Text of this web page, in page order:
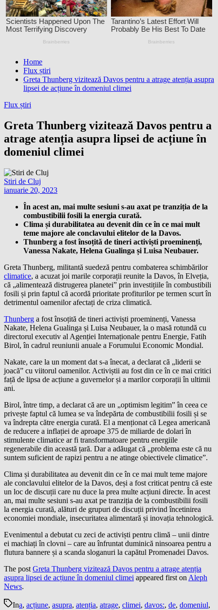
Home
Flux știri
Greta Thunberg vizitează Davos pentru a atrage atenția asupra
lipsei de acțiune în domeniul climei
Flux știri
Greta Thunberg vizitează Davos pentru a
atrage atenția asupra lipsei de acțiune în
domeniul climei
Stiri de Cluj
ianuarie 20, 2023
În acest an, mai multe sesiuni s-au axat pe tranziția de la
combustibilii fosili la energia curată.
Clima și durabilitatea au devenit din ce în ce mai mult
teme majore ale conclavului elitelor de la Davos.
Thunberg a fost însoțită de tineri activiști proeminenți,
Vanessa Nakate, Helena Gualinga și Luisa Neubauer.
Greta Thunberg, militantă suedeză pentru combaterea schimbărilor
climatice, a acuzat joi marile corporații reunite la Davos, în Elveția,
că „alimentează distrugerea planetei” prin investițiile în combustibili
fosili și prin faptul că acordă prioritate profiturilor pe termen scurt în
detrimentul oamenilor afectați de criza climatică.
Thunberg a fost însoțită de tineri activiști proeminenți, Vanessa
Nakate, Helena Gualinga și Luisa Neubauer, la o masă rotundă cu
directorul executiv al Agenției Internaționale pentru Energie, Fatih
Birol, în cadrul reuniunii anuale a Forumului Economic Mondial.
Nakate, care la un moment dat s-a înecat, a declarat că „liderii se
joacă” cu viitorul oamenilor. Activiștii au fost din ce în ce mai critici
față de lipsa de acțiune a guvernelor și a marilor corporații în ultimii
ani.
Birol, între timp, a declarat că are un „optimism legitim” în ceea ce
privește faptul că lumea se va îndepărta de combustibilii fosili și se
va îndrepta către energia curată. El a menționat că Legea americană
de reducere a inflației de aproape 375 de miliarde de dolari în
stimulente climatice ar fi transformatoare pentru energiile
regenerabile din această țară. Dar a adăugat că „problema este că nu
suntem suficient de rapizi pentru a ne atinge obiectivele climatice”.
Clima și durabilitatea au devenit din ce în ce mai mult teme majore
ale conclavului elitelor de la Davos, deși a fost criticat pentru că este
un loc de discuții care nu duce la prea multe acțiuni directe. În acest
an, mai multe sesiuni s-au axat pe tranziția de la combustibilii fosili
la energia curată, alături de grupuri de discuții privind încetinirea
economiei mondiale, insecuritatea alimentară și inovația tehnologică.
Evenimentul a debutat cu zeci de activiști pentru climă – unii dintre
ei machiați în clovni – care au înfruntat duminică ninsoarea pentru a
flutura bannere și a scanda sloganuri la capătul Promenadei Davos.
The post Greta Thunberg vizitează Davos pentru a atrage atenția
asupra lipsei de acțiune în domeniul climei appeared first on Aleph
News.
Ina, acțiune, asupra, atenția, atrage, climei, davos:, de, domeniul,